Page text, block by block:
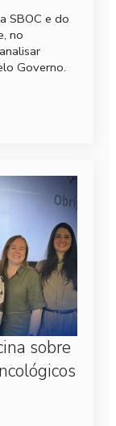
SBOC e do
no
Governo.
sobre